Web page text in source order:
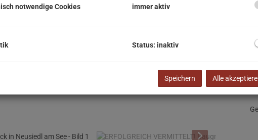
notwendige Cookies immer aktiv
Status: inaktiv
Speichern Alle